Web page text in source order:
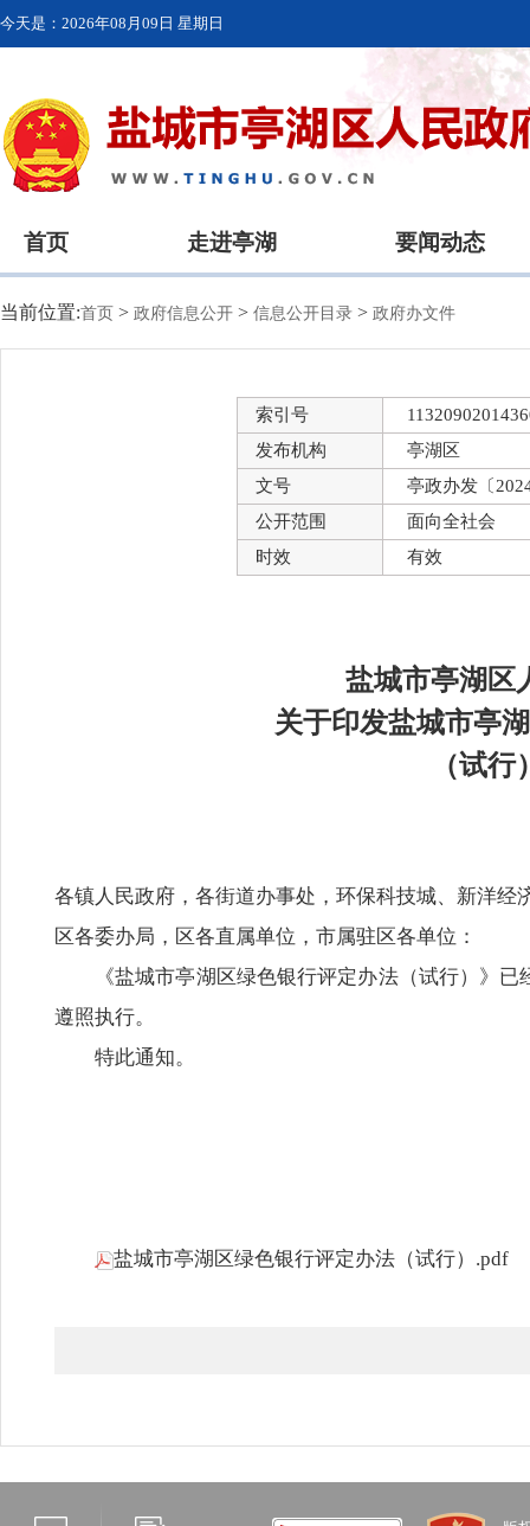
今天是： 2026年08月09日 星期日
首页 走进亭湖 要闻动态
当前位置:首页 > 政府信息公开 > 信息公开目录 > 政府办文件
索引号
发布机构
亭湖区
文号
亭政办发〔
公开范围
面向全社会
时效
有效
盐城市亭湖区
关于印发盐城市亭
（试
各镇人民政府，各街道办事处，环保科技城、新洋
区各委办局，区各直属单位，市属驻区各单位：
《盐城市亭湖区绿色银行评定办法（试行）》
遵照执行。
特此通知。
盐城市亭湖区绿色银行评定办法（试行）.pdf